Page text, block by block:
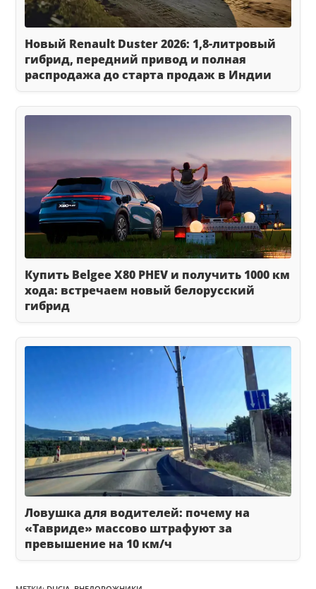
Новый Renault Duster 2026: 1,8-литровый
гибрид, передний привод и полная
распродажа до старта продаж в Индии
Купить Belgee X80 PHEV и получить 1000 км
хода: встречаем новый белорусский
гибрид
Ловушка для водителей: почему на
«Тавриде» массово штрафуют за
превышение на 10 км/ч